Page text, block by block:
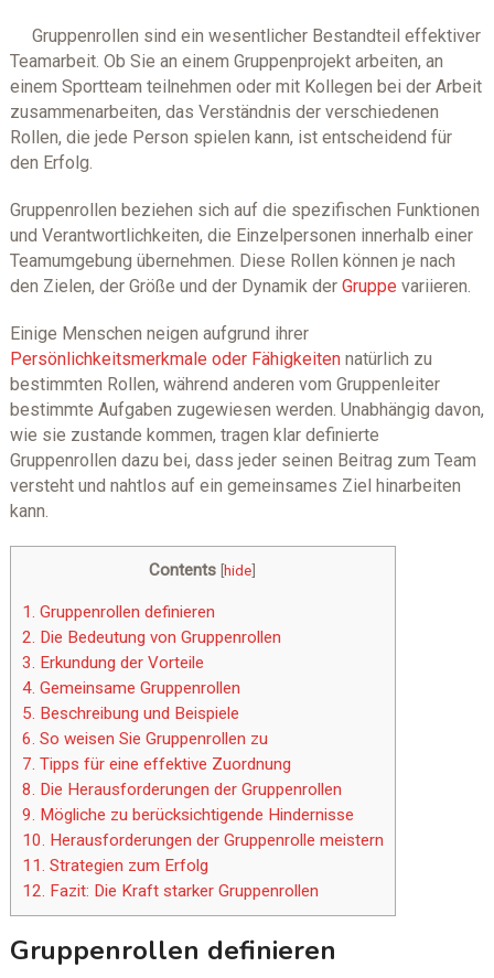
Gruppenrollen sind ein wesentlicher Bestandteil effektiver
Teamarbeit. Ob Sie an einem Gruppenprojekt arbeiten, an
einem Sportteam teilnehmen oder mit Kollegen bei der Arbeit
zusammenarbeiten, das Verständnis der verschiedenen
Rollen, die jede Person spielen kann, ist entscheidend für
den Erfolg.
Gruppenrollen beziehen sich auf die spezifischen Funktionen
und Verantwortlichkeiten, die Einzelpersonen innerhalb einer
Teamumgebung übernehmen. Diese Rollen können je nach
den Zielen, der Größe und der Dynamik der Gruppe variieren.
Einige Menschen neigen aufgrund ihrer
Persönlichkeitsmerkmale oder Fähigkeitennatürlich zu
bestimmten Rollen, während anderen vom Gruppenleiter
bestimmte Aufgaben zugewiesen werden. Unabhängig davon,
wie sie zustande kommen, tragen klar definierte
Gruppenrollen dazu bei, dass jeder seinen Beitrag zum Team
versteht und nahtlos auf ein gemeinsames Ziel hinarbeiten
kann.
Contents [hide]
1. Gruppenrollen definieren
2. Die Bedeutung von Gruppenrollen
3. Erkundung der Vorteile
4. Gemeinsame Gruppenrollen
5. Beschreibung und Beispiele
6. So weisen Sie Gruppenrollen zu
7. Tipps für eine effektive Zuordnung
8. Die Herausforderungen der Gruppenrollen
9. Mögliche zu berücksichtigende Hindernisse
10. Herausforderungen der Gruppenrolle meistern
11. Strategien zum Erfolg
12. Fazit: Die Kraft starker Gruppenrollen
Gruppenrollen definieren